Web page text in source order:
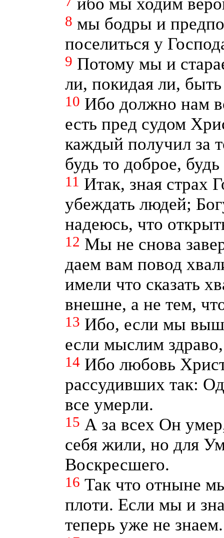
8 мы бодры и
поселиться у
9 Потому мы и
ли, покидая ли,
10 Ибо должно нам
есть пред судом
каждый получил за
будь то доброе,
11 Итак, зная страх
убеждать людей;
надеюсь, что
12 Мы не снова
даем вам повод
имели что сказать
внешне, а не тем,
13 Ибо, если мы
если мыслим
14 Ибо любовь
рассудивших так:
все умерли.
15 А за всех Он
себя жили, но для
Воскресшего.
16 Так что отныне
плоти. Если мы и
теперь уже не знаем.